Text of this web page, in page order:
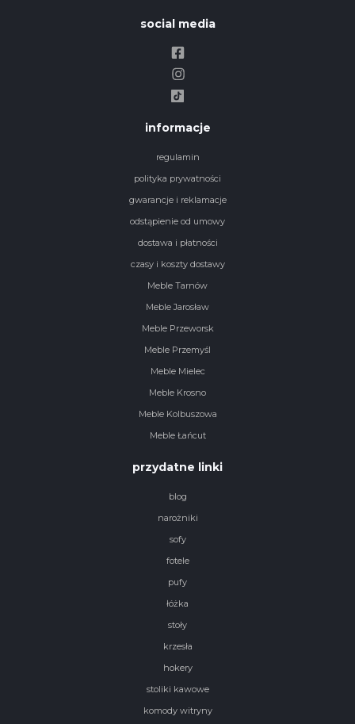
social media
informacje
regulamin
polityka prywatności
gwarancje i reklamacje
odstąpienie od umowy
dostawa i płatności
czasy i koszty dostawy
Meble Tarnów
Meble Jarosław
Meble Przeworsk
Meble Przemyśl
Meble Mielec
Meble Krosno
Meble Kolbuszowa
Meble Łańcut
przydatne linki
blog
narożniki
sofy
fotele
pufy
łóżka
stoły
krzesła
hokery
stoliki kawowe
komody witryny